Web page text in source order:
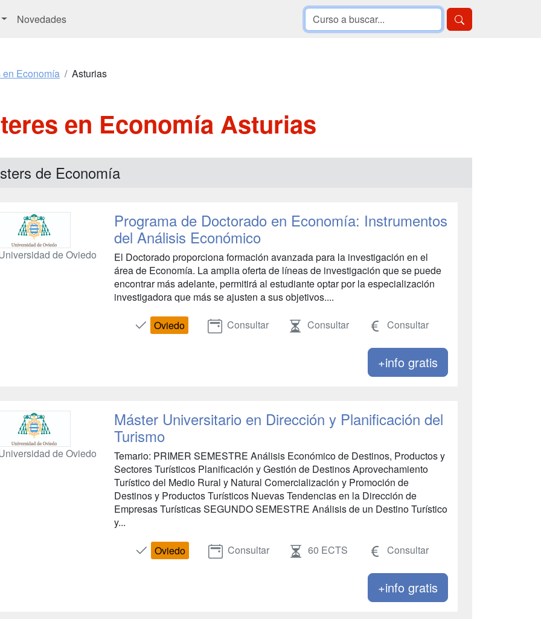
Novedades
en Economía Asturias
en Economía Asturias
de Economía
de Oviedo
Programa de Doctorado en Economía: Instrumentos
del Análisis Económico
El Doctorado proporciona formación avanzada para la investigación en el
área de Economía. La amplia oferta de líneas de investigación que se puede
encontrar más adelante, permitirá al estudiante optar por la especialización
investigadora que más se ajusten a sus objetivos....
Oviedo Consultar Consultar Consultar
+info gratis
de Oviedo
Máster Universitario en Dirección y Planificación del
Turismo
Temario: PRIMER SEMESTRE Análisis Económico de Destinos, Productos y
Sectores Turísticos Planificación y Gestión de Destinos Aprovechamiento
Turístico del Medio Rural y Natural Comercialización y Promoción de
Destinos y Productos Turísticos Nuevas Tendencias en la Dirección de
Empresas Turísticas SEGUNDO SEMESTRE Análisis de un Destino Turístico
y...
Oviedo Consultar 60 ECTS Consultar
+info gratis